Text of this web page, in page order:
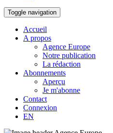
Toggle navigation
Accueil
A propos
Agence Europe
Notre publication
La rédaction
Abonnements
Aperçu
Je m'abonne
Contact
Connexion
EN